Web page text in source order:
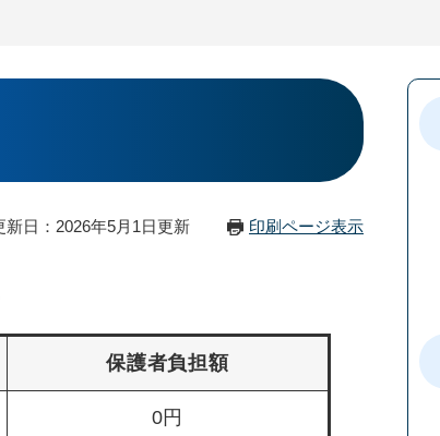
新日：2026年5月1日更新 印刷ページ表示
保護者負担額
0円